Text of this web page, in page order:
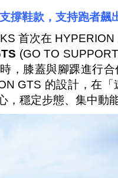
撐鞋款，支持跑者飆
首次在
(GO TO
，膝蓋與腳踝進行
GTS 的設計，在
，穩定步態、集中動